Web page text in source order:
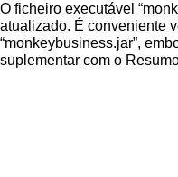
O ficheiro executável
atualizado. É conveniente
“monkeybusiness.jar”,
suplementar com o